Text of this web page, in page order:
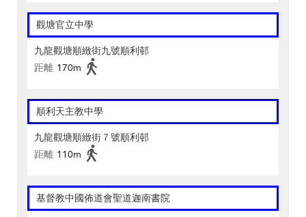
觀塘官立中學
九龍觀塘順緻街九號順利邨
距離 170m
順利天主教中學
九龍觀塘順緻街７號順利邨
距離 110m
基督教中國佈道會聖道迦南書院